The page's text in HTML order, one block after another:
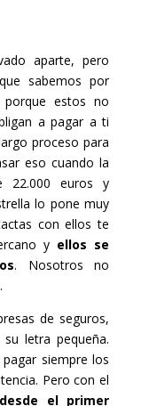
aparte, pero
sabemos por
estos no
a pagar a ti
proceso para
eso cuando la
22.000 euros y
lo pone muy
con ellos te
y ellos se
. Nosotros no
de seguros,
su letra pequeña.
siempre los
Pero con el
el primer